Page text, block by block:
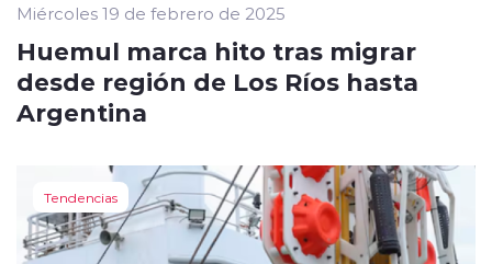
Miércoles 19 de febrero de 2025
Huemul marca hito tras migrar
desde región de Los Ríos hasta
Argentina
Tendencias